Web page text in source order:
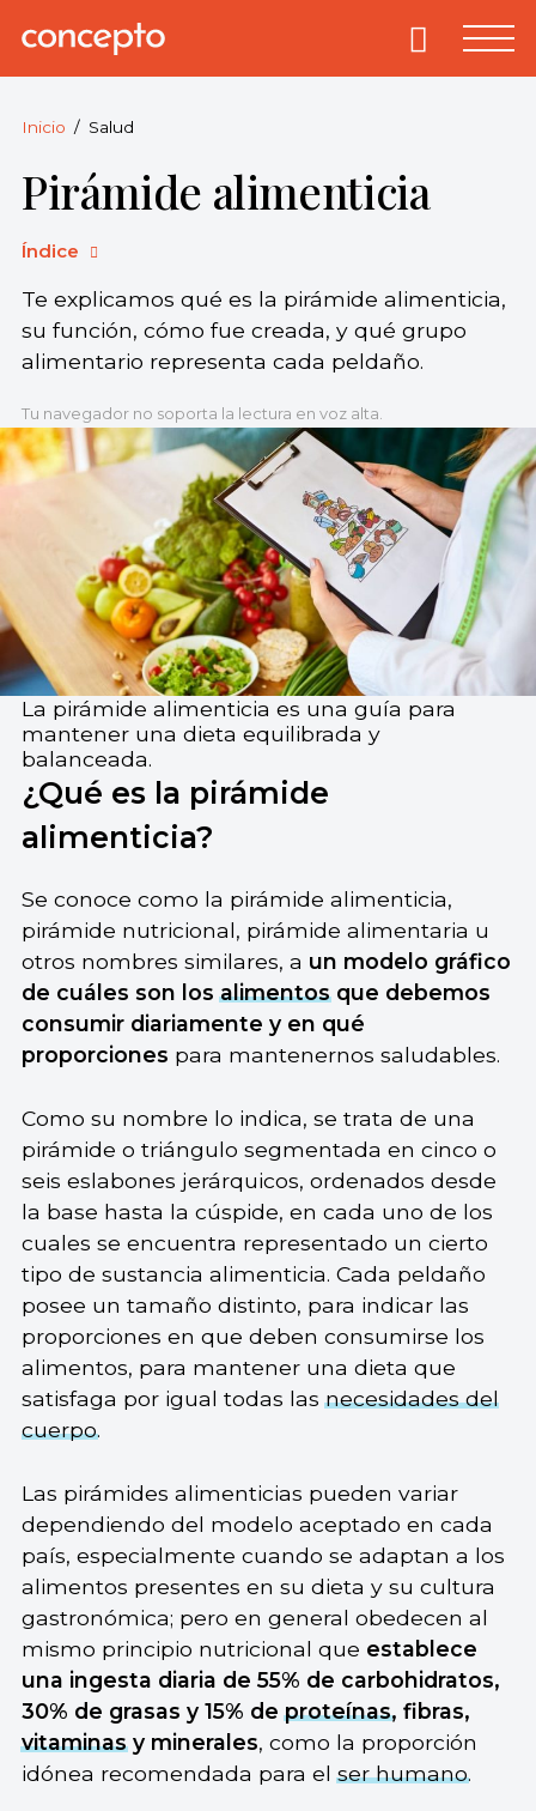
Concepto.
derechos
reservados.
Primary
Inicio Salud
Pirámide alimenticia
Índice
Te explicamos qué es la pirámide alimenticia,
su función, cómo fue creada, y qué grupo
alimentario representa cada peldaño.
Tu navegador no soporta la lectura en voz alta.
La pirámide alimenticia es una guía para
mantener una dieta equilibrada y
balanceada.
¿Qué es la pirámide
alimenticia?
Se conoce como la pirámide alimenticia,
pirámide nutricional, pirámide alimentaria u
otros nombres similares, a un modelo gráfico
de cuáles son losalimentosque debemos
consumir diariamente y en qué
proporciones para mantenernos saludables.
Como su nombre lo indica, se trata de una
pirámide o triángulo segmentada en cinco o
seis eslabones jerárquicos, ordenados desde
la base hasta la cúspide, en cada uno de los
cuales se encuentra representado un cierto
tipo de sustancia alimenticia. Cada peldaño
posee un tamaño distinto, para indicar las
proporciones en que deben consumirse los
alimentos, para mantener una dieta que
satisfaga por igual todas lasnecesidades del
cuerpo.
Las pirámides alimenticias pueden variar
dependiendo del modelo aceptado en cada
país, especialmente cuando se adaptan a los
alimentos presentes en su dieta y su cultura
gastronómica; pero en general obedecen al
mismo principio nutricional que establece
una ingesta diaria de 55% de carbohidratos,
30% de grasas y 15% deproteínas, fibras,
vitaminasy minerales, como la proporción
idónea recomendada para elser humano.